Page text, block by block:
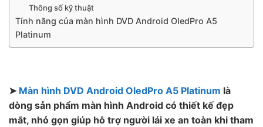
Thông số kỹ thuật
Tính năng của màn hình DVD Android OledPro A5
Platinum
➤ Màn hình DVD Android OledPro A5 Platinum là
dòng sản phẩm màn hình Android có thiết kế đẹp
mắt, nhỏ gọn giúp hỗ trợ người lái xe an toàn khi tham